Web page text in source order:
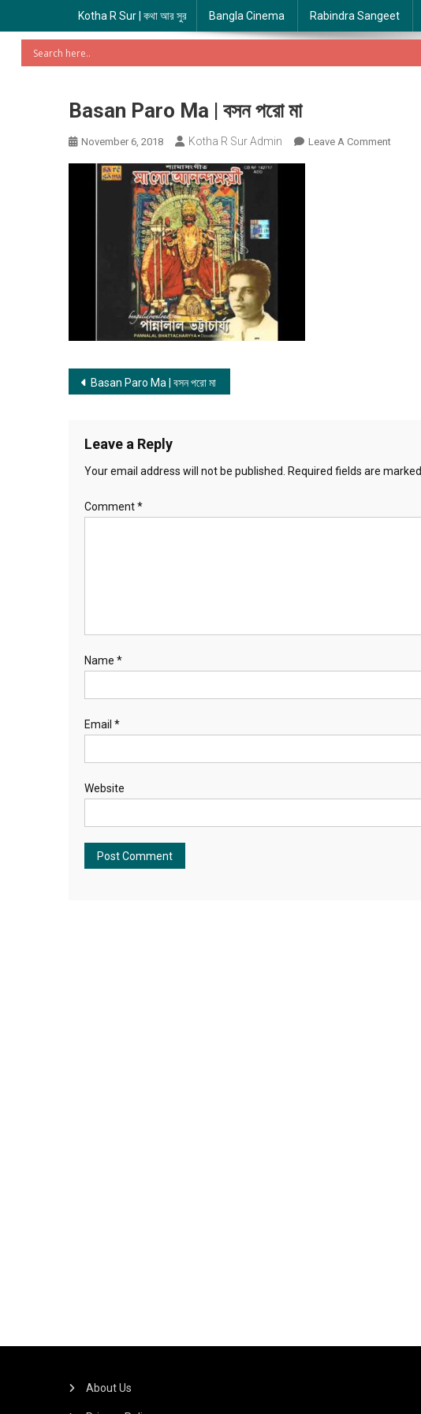
Kotha R Sur | কথা আর সুর Bangla Cinema Rabindra Sangeet
Basan Paro Ma | বসন পরো মা
November 6, 2018 Kotha R Sur Admin Leave A CommentOn
Post
Basan Paro Ma | বসন পরো মা
Leave a Reply
Your email address will not be published. Required fields are marked
Comment*
Name *
Email *
Website
About Us